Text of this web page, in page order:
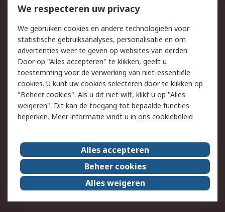
Bestellen
Inkoopoplossingen
Track & Trace
Wettelijk
Cookiebeleid
Email veiligheid
Privacybeleid
Websitevoorwaarden
Algemene
verkoopvoorwaarden
Over RS
RS Group
Over ons
RS wereldwijd
Werken bij RS
ESG
We respecteren uw privacy
We gebruiken cookies en andere technologieën voor
statistische gebruiksanalyses, personalisatie en om
advertenties weer te geven op websites van derden.
Door op "Alles accepteren" te klikken, geeft u
toestemming voor de verwerking van niet-essentiële
cookies. U kunt uw cookies selecteren door te klikken op
"Beheer cookies". Als u dit niet wilt, klikt u op "Alles
weigeren". Dit kan de toegang tot bepaalde functies
beperken. Meer informatie vindt u in ons cookiebeleid
Alles accepteren
Beheer cookies
Alles weigeren